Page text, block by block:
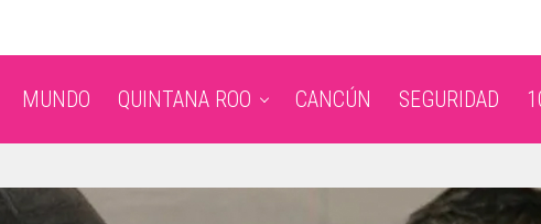
MUNDO QUINTANA ROO CANCÚN SEGURIDAD